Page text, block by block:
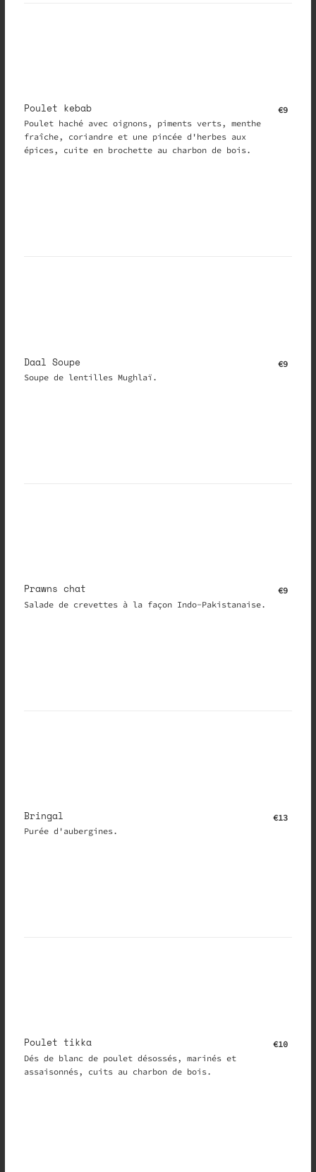
Poulet kebab
Poulet haché avec oignons, piments verts, menthe
fraîche, coriandre et une pincée d'herbes aux
épices, cuite en brochette au charbon de bois.
€9
Daal Soupe
Soupe de lentilles Mughlaï.
€9
Prawns chat
Salade de crevettes à la façon Indo-Pakistanaise.
€9
Bringal
Purée d'aubergines.
€13
Poulet tikka
Dés de blanc de poulet désossés, marinés et
assaisonnés, cuits au charbon de bois.
€10